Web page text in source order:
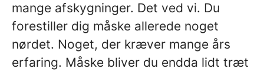
mange afskygninger. Det ved vi. Du
forestiller dig måske allerede noget
nørdet. Noget, der kræver mange års
erfaring. Måske bliver du endda lidt træt